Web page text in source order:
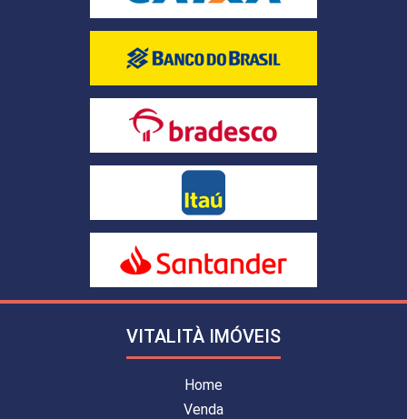
VITALITÀ IMÓVEIS
Home
Venda